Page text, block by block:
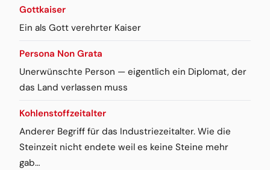
Gottkaiser
Ein als Gott verehrter Kaiser
Persona Non Grata
Unerwünschte Person — eigentlich ein Diplomat, der
das Land verlassen muss
Kohlenstoffzeitalter
Anderer Begriff für das Industriezeitalter. Wie die
Steinzeit nicht endete weil es keine Steine mehr
gab…